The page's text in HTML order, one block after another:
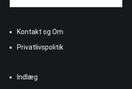
Kontakt og Om
Privatlivspolitik
Indlæg